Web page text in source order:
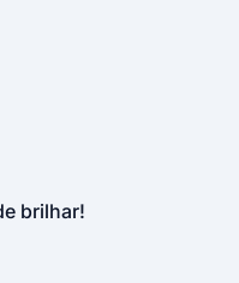
brilhar!